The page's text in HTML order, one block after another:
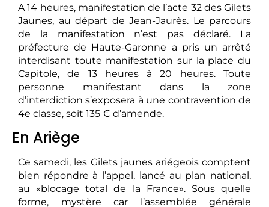
A 14 heures, manifestation de l’acte 32 des Gilets
Jaunes, au départ de Jean-Jaurès. Le parcours
de la manifestation n’est pas déclaré. La
préfecture de Haute-Garonne a pris un arrêté
interdisant toute manifestation sur la place du
Capitole, de 13 heures à 20 heures. Toute
personne manifestant dans la zone
d’interdiction s’exposera à une contravention de
4e classe, soit 135 € d’amende.
En Ariège
Ce samedi, les Gilets jaunes ariégeois comptent
bien répondre à l’appel, lancé au plan national,
au «blocage total de la France». Sous quelle
forme, mystère car l’assemblée générale